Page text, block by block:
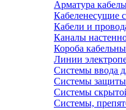
Арматура
Кабеленесущие
Кабели и
Каналы
Короба
Линии
Системы ввода
Системы
Системы
Системы,